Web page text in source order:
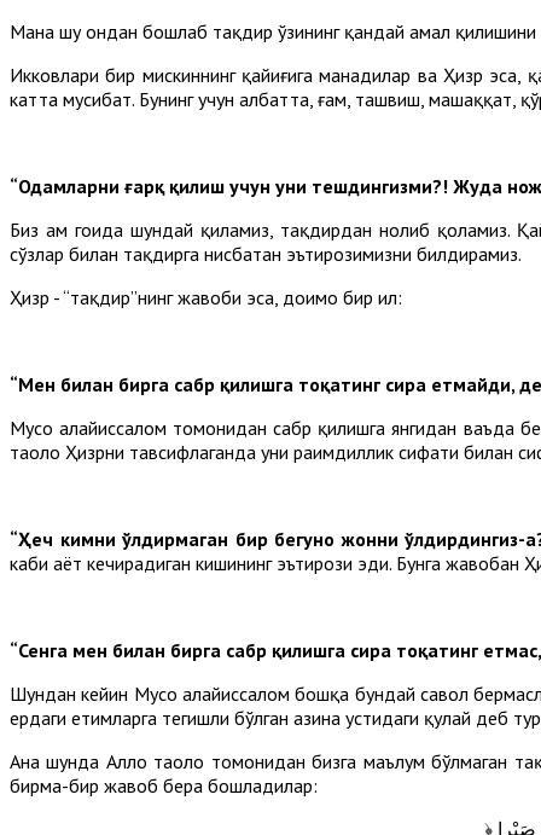
Мана шу ондан бошлаб тақдир ўзининг қандай амал
Икковлари бир мискиннинг қайиғига манадилар ва Ҳизр эса,
катта мусибат. Бунинг учун албатта, ғам, ташвиш, машаққат,
“Одамларни ғарқ қилиш учун уни тешдингизми?! Жуда
Биз ҳам гоҳида шундай қиламиз, тақдирдан нолиб қоламиз.
сўзлар билан тақдирга нисбатан эътирозимизни билдирамиз.
Ҳизр - “тақдир”нинг жавоби эса, доимо бир ҳил:
“Мен билан бирга сабр қилишга тоқатинг сира етмайди,
Мусо алайҳиссалом томонидан сабр қилишга янгидан ваъда
таоло Ҳизрни тавсифлаганда уни раҳимдиллик сифати билан
“Ҳеч кимни ўлдирмаган бир бегуноҳ жонни ўлдирдингиз-
каби ҳаёт кечирадиган кишининг эътирози эди. Бунга жавобан
“Сенга мен билан бирга сабр қилишга сира тоқатинг
Шундан кейин Мусо алайҳиссалом бошқа бундай савол
ердаги етимларга тегишли бўлган ҳазина устидаги қулай деб
Ана шунда Аллоҳ таоло томонидан бизга маълум бўлмаган
бирма-бир жавоб бера бошладилар:
صَبْرا